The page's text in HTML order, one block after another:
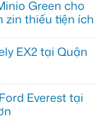
Green cho
zin thiếu tiện ích
EX2 tại Quận
Everest tại